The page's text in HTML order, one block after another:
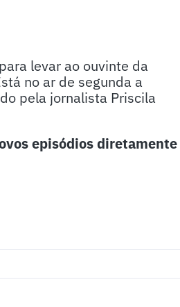
levar ao ouvinte da
no ar de segunda a
pela jornalista Priscila
episódios diretamente